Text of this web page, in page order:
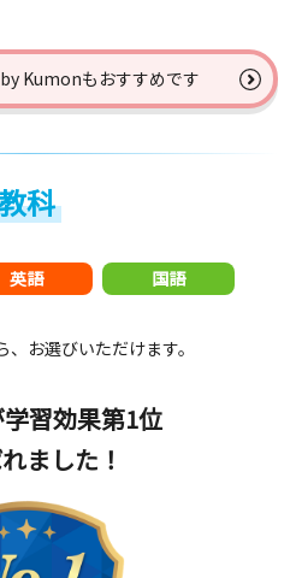
Kumonもおすすめです
科
英語 国語
お選びいただけます。
習効果第1位
ました！